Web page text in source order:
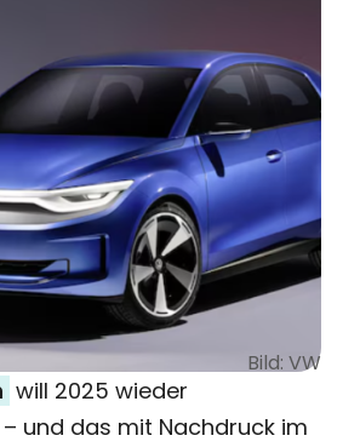
Bild: VW
will 2025 wieder
und das mit Nachdruck im